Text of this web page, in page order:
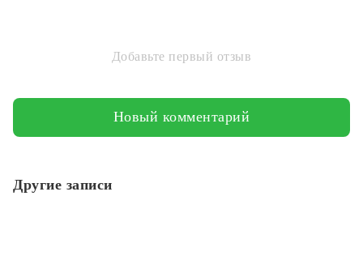
Добавьте первый отзыв
Новый комментарий
Другие записи